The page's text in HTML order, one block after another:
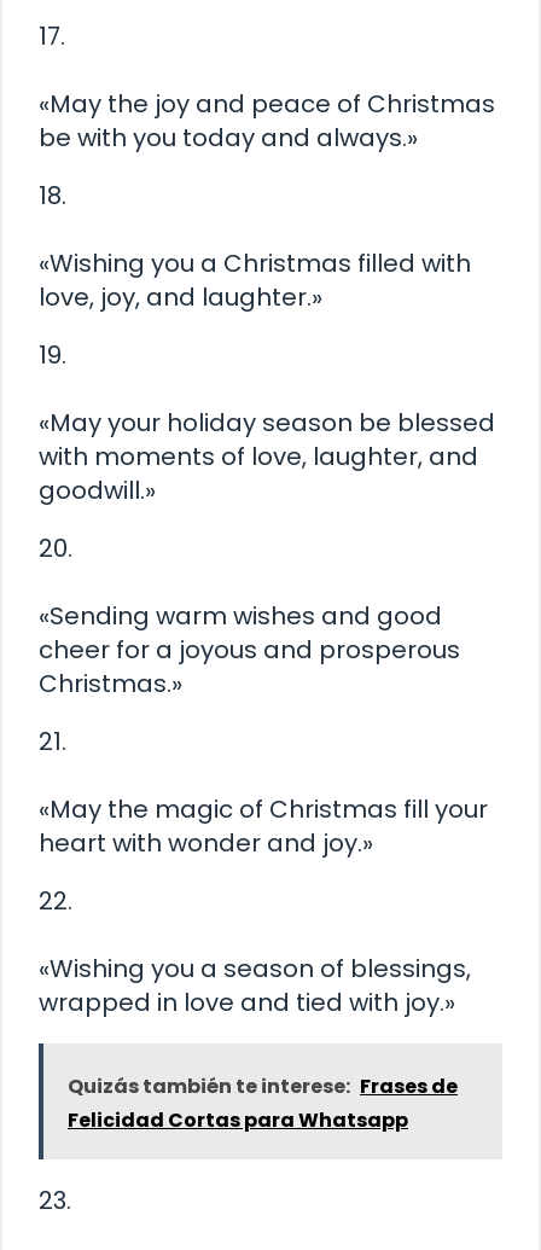
17.
«May the joy and peace of Christmas
be with you today and always.»
18.
«Wishing you a Christmas filled with
love, joy, and laughter.»
19.
«May your holiday season be blessed
with moments of love, laughter, and
goodwill.»
20.
«Sending warm wishes and good
cheer for a joyous and prosperous
Christmas.»
21.
«May the magic of Christmas fill your
heart with wonder and joy.»
22.
«Wishing you a season of blessings,
wrapped in love and tied with joy.»
Quizás también te interese: Frases de
Felicidad Cortas para Whatsapp
23.